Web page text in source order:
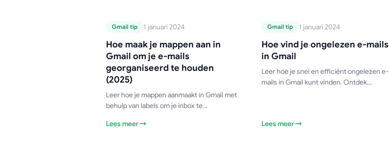
Hoe maak je
mappen aan in
Gmail om je e-mails
georganiseerd te
houden (2025)
Gmail-handleiding
Gmail tip 1 januari 2024
Hoe maak je mappen aan in
Gmail om je e-mails
georganiseerd te houden
(2025)
Leer hoe je mappen aanmaakt in Gmail met
behulp van labels om je inbox te
en je berichten netjes gesorteerd te
Lees meer
Hoe vind je
ongelezen e-mails in
Gmail-handleiding
Gmail tip 1 januari 2024
Hoe vind je ongelezen e-mails
in Gmail
Leer hoe je snel en efficiënt ongelezen e-
mails in Gmail kunt vinden. Ontdek
Lees meer